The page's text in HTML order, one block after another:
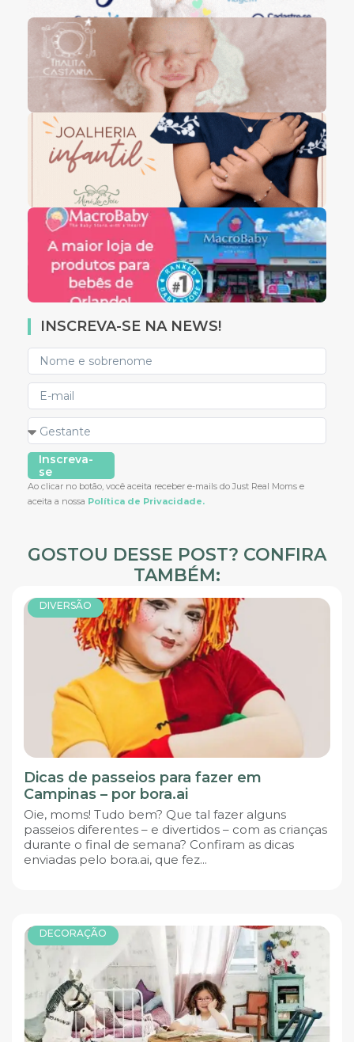
INSCREVA-SE NA NEWS!
Inscreva-
se
Ao clicar no botão, você aceita receber e-mails do Just Real Moms e
aceita a nossa Política de Privacidade.
GOSTOU DESSE POST? CONFIRA
TAMBÉM:
DIVERSÃO
Dicas de passeios para fazer em
Campinas – por bora.ai
Oie, moms! Tudo bem? Que tal fazer alguns
passeios diferentes – e divertidos – com as crianças
durante o final de semana? Confiram as dicas
enviadas pelo bora.ai, que fez...
DECORAÇÃO